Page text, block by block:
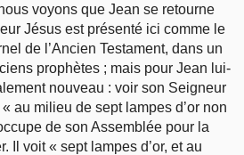
voyons que Jean se retourne
Jésus est présenté ici comme le
de l’Ancien Testament, dans un
prophètes ; mais pour Jean lui-
nouveau : voir son Seigneur
au milieu de sept lampes d’or non
de son Assemblée pour la
Il voit « sept lampes d’or, et au